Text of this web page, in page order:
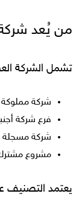
من يُعد شركة
تشمل الشركة
شركة
فرع شركة
شركة مسجلة
مشروع مشترك
يعتمد التصنيف